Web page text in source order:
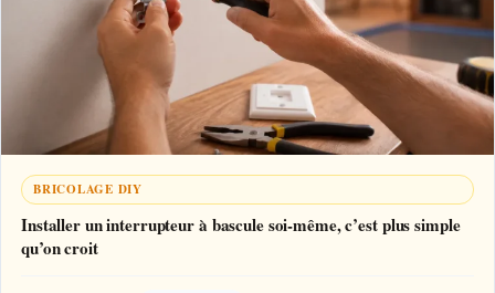
BRICOLAGE DIY
Installer un interrupteur à bascule soi-même, c’est plus simple
qu’on croit